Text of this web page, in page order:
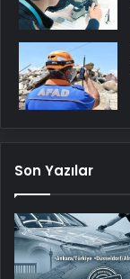
Son Yazılar